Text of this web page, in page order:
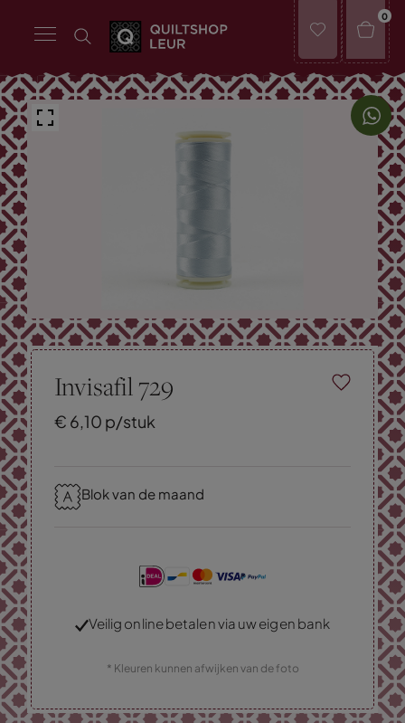
0
Invisafil 729
€ 6,10 p/stuk
Blok van de maand
Veilig online betalen via uw eigen bank
* Kleuren kunnen afwijken van de foto